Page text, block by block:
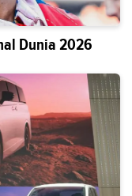
Dunia 2026